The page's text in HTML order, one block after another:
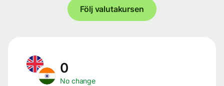
Följ valutakursen
0
No change